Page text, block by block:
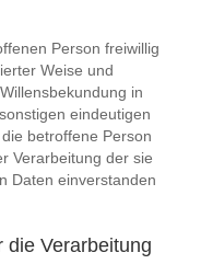
Person freiwillig
Weise und
in
eindeutigen
betroffene Person
Verarbeitung der sie
Daten einverstanden
die Verarbeitung